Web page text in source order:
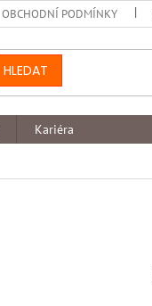
OBCHODNÍ PODMÍNKY
HLEDAT
Kariéra